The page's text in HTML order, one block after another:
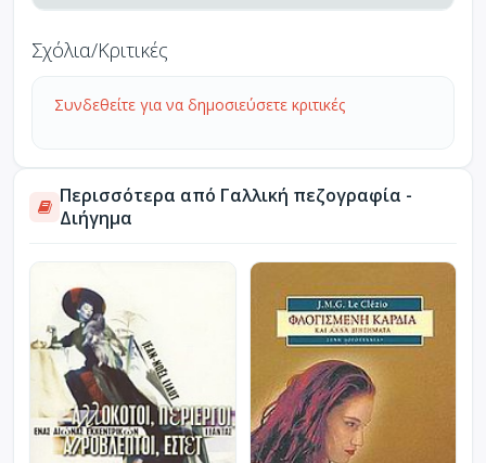
Σχόλια/Κριτικές
Συνδεθείτε για να δημοσιεύσετε κριτικές
Περισσότερα από Γαλλική πεζογραφία -
Διήγημα